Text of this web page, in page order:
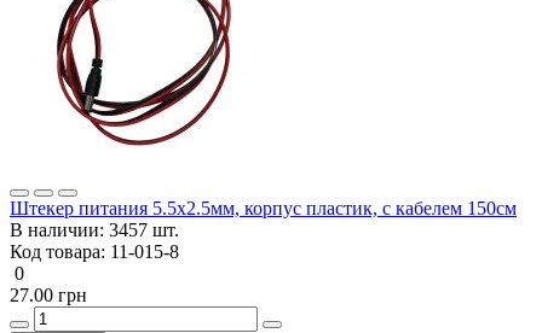
Штекер питания 5.5x2.5мм, корпус пластик, с кабелем 150см
В наличии: 3457 шт.
Код товара: 11-015-8
0
27.00 грн